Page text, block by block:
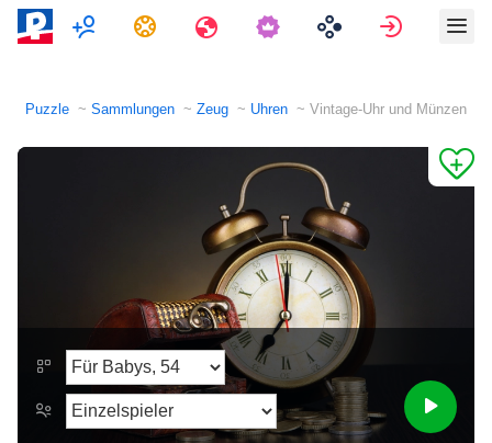
MultiplayerAufgaben Reisen Anmelden
Puzzle Sammlungen Zeug Uhren Vintage-Uhr und Münzen